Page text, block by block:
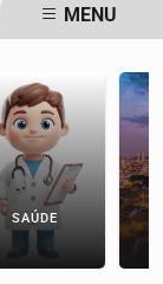
PESQUISA
MENU
SAÚDE